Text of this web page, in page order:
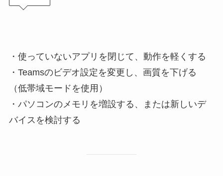
・使っていないアプリを閉じて、動作を軽くする
・Teamsのビデオ設定を変更し、画質を下げる
（低帯域モードを使用）
・パソコンのメモリを増設する、または新しいデ
バイスを検討する